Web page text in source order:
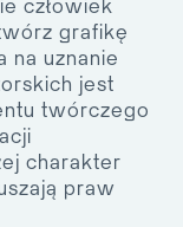
człowiek
grafikę
na uznanie
jest
twórczego
charakter
praw